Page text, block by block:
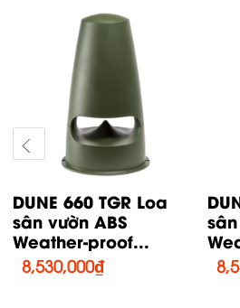
GS20/T Loa sân vườn
ABS Weather-proof
20W...
4,780,000₫